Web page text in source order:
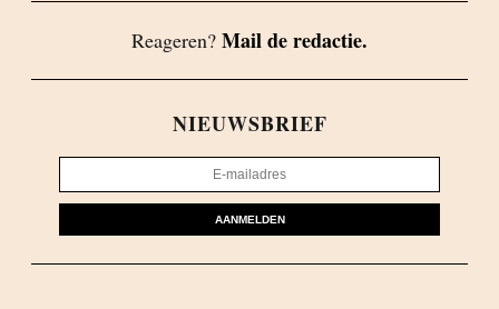
Reageren? Mail de redactie.
NIEUWSBRIEF
AANMELDEN